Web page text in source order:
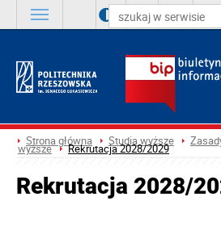
A A A
Strona główna Studia wyższe
wyższe Rekrutacja 2028/2029
Rekrutacja 2028/